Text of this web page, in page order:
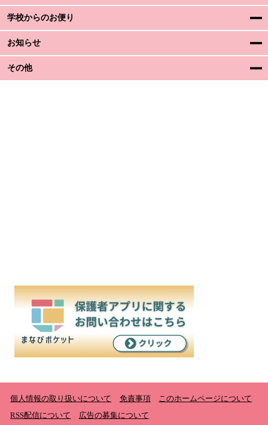
学校からのお便り
お知らせ
その他
個人情報の取り扱いについて 免責事項
このホームページについて
RSS配信について
広告の募集について